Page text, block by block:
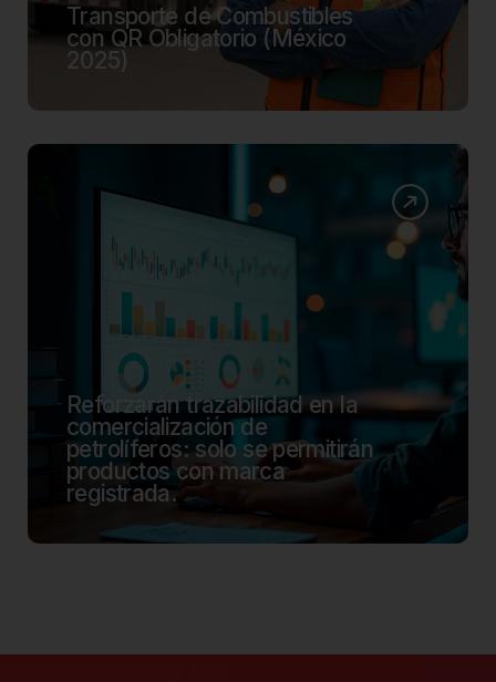
Transporte de Combustibles
con QR Obligatorio (México
2025)
Reforzarán trazabilidad en la
comercialización de
petrolíferos: solo se permitirán
productos con marca
registrada.